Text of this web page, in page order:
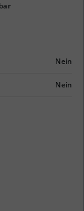
Nein
Nein